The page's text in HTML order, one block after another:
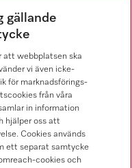
gällande
att webbplatsen ska
vi även icke-
för marknadsförings-
från våra
in information
hjälper oss att
Cookies används
ett separat samtycke
cookies och